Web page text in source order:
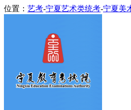
位置： 艺考-宁夏艺术类统考-宁夏美